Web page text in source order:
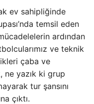
ev sahipliğinde
temsil eden
ardından
ve teknik
çaba ve
ne yazık ki grup
tur şansını
çıktı.